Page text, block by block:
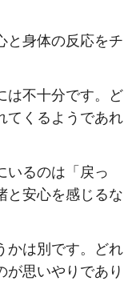
と身体の反応をチ
は不十分です。ど
てくるようであれ
いるのは「戻っ
と安心を感じるな
かは別です。どれ
思いやりであり